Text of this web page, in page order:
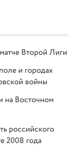
Второй Лиги
и городах
войны
на Восточном
российского
2008 года